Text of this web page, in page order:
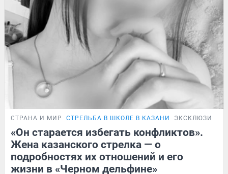
СТРАНА И МИР СТРЕЛЬБА В ШКОЛЕ В КАЗАНИ ЭКСКЛЮЗИВ
«Он старается избегать конфликтов».
Жена казанского стрелка — о
подробностях их отношений и его
жизни в «Черном дельфине»